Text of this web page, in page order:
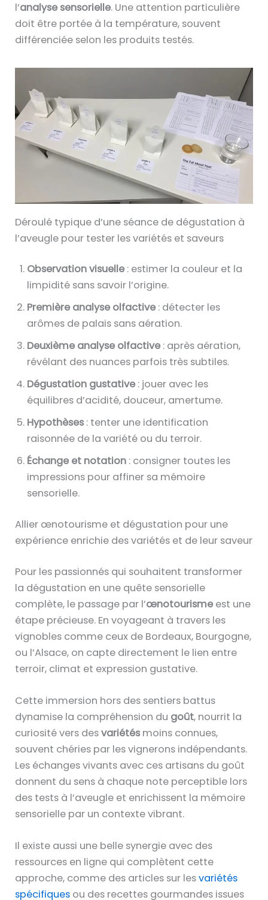
l’analyse sensorielle. Une attention particulière
doit être portée à la température, souvent
différenciée selon les produits testés.
Déroulé typique d’une séance de dégustation à
l’aveugle pour tester les variétés et saveurs
Observation visuelle : estimer la couleur et la
limpidité sans savoir l’origine.
Première analyse olfactive : détecter les
arômes de palais sans aération.
Deuxième analyse olfactive : après aération,
révélant des nuances parfois très subtiles.
Dégustation gustative : jouer avec les
équilibres d’acidité, douceur, amertume.
Hypothèses : tenter une identification
raisonnée de la variété ou du terroir.
Échange et notation : consigner toutes les
impressions pour affiner sa mémoire
sensorielle.
Allier œnotourisme et dégustation pour une
expérience enrichie des variétés et de leur saveur
Pour les passionnés qui souhaitent transformer
la dégustation en une quête sensorielle
complète, le passage par l’œnotourisme est une
étape précieuse. En voyageant à travers les
vignobles comme ceux de Bordeaux, Bourgogne,
ou l’Alsace, on capte directement le lien entre
terroir, climat et expression gustative.
Cette immersion hors des sentiers battus
dynamise la compréhension du goût, nourrit la
curiosité vers desvariétés moins connues,
souvent chéries par les vignerons indépendants.
Les échanges vivants avec ces artisans du goût
donnent du sens à chaque note perceptible lors
des tests à l’aveugle et enrichissent la mémoire
sensorielle par un contexte vibrant.
Il existe aussi une belle synergie avec des
ressources en ligne qui complètent cette
approche, comme des articles sur lesvariétés
spécifiques ou des recettes gourmandes issues